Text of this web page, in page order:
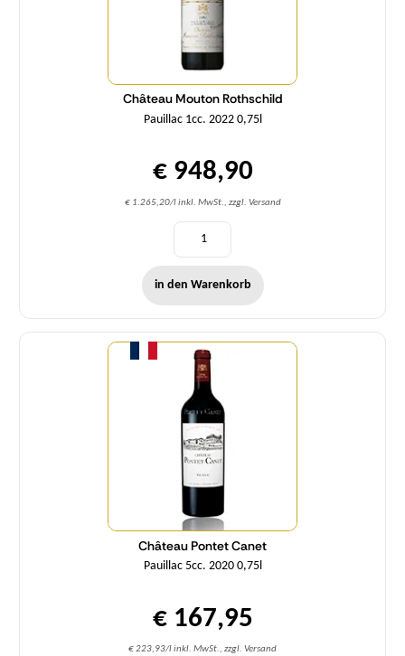
Château Mouton Rothschild
Pauillac 1cc. 2022 0,75l
€ 948,90
€ 1.265,20/l inkl. MwSt., zzgl. Versand
in den Warenkorb
Château Pontet Canet
Pauillac 5cc. 2020 0,75l
€ 167,95
€ 223,93/l inkl. MwSt., zzgl. Versand
Menge